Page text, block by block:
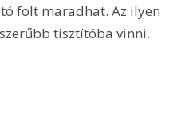
folt maradhat. Az ilyen
tisztítóba vinni.